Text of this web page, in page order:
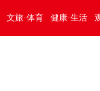
文旅·体育 健康·生活